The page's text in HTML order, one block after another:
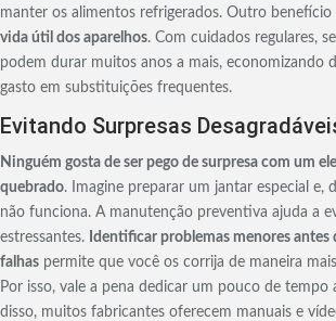
manter os alimentos refrigerados. Outro benefício
vida útil dos aparelhos. Com cuidados regulares,
podem durar muitos anos a mais, economizando
gasto em substituições frequentes.
Evitando Surpresas
Ninguém gosta de ser pego de surpresa com um
quebrado. Imagine preparar um jantar especial e,
não funciona. A manutenção preventiva ajuda a
estressantes. Identificar problemas menores antes
falhas permite que você os corrija de maneira
Por isso, vale a pena dedicar um pouco de tempo
disso, muitos fabricantes oferecem manuais e